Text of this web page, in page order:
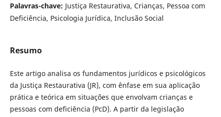
Palavras-chave: Justiça Restaurativa, Crianças, Pessoa com
Deficiência, Psicologia Jurídica, Inclusão Social
Resumo
Este artigo analisa os fundamentos jurídicos e psicológicos
da Justiça Restaurativa (JR), com ênfase em sua aplicação
prática e teórica em situações que envolvam crianças e
pessoas com deficiência (PcD). A partir da legislação